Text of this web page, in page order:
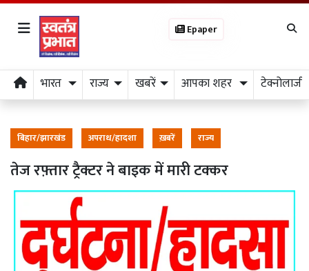
Epaper
भारत राज्य खबरें आपका शहर टेक्नोलाजी
बिहार/झारखंड अपराध/हादशा ख़बरें राज्य
तेज रफ़्तार ट्रैक्टर ने बाइक में मारी टक्कर